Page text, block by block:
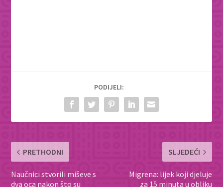
PODIJELI:
PRETHODNI
Naučnici stvorili miševe s
dva oca nakon što su
SLJEDEĆI
Migrena: lijek koji djeluje
za 15 minuta u obliku